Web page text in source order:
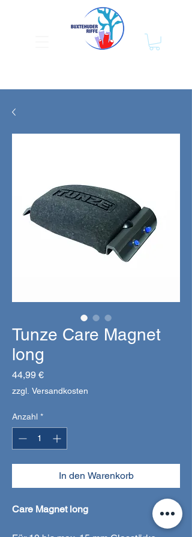
Tunze Care Magnet
long
44,99 €Preis
zzgl. Versandkosten
Anzahl *
In den Warenkorb
Care Magnet long